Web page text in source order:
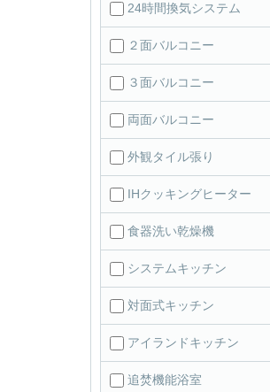
24時間換気システム
２面バルコニー
３面バルコニー
両面バルコニー
外観タイル張り
IHクッキングヒーター
食器洗い乾燥機
システムキッチン
対面式キッチン
アイランドキッチン
追焚機能浴室